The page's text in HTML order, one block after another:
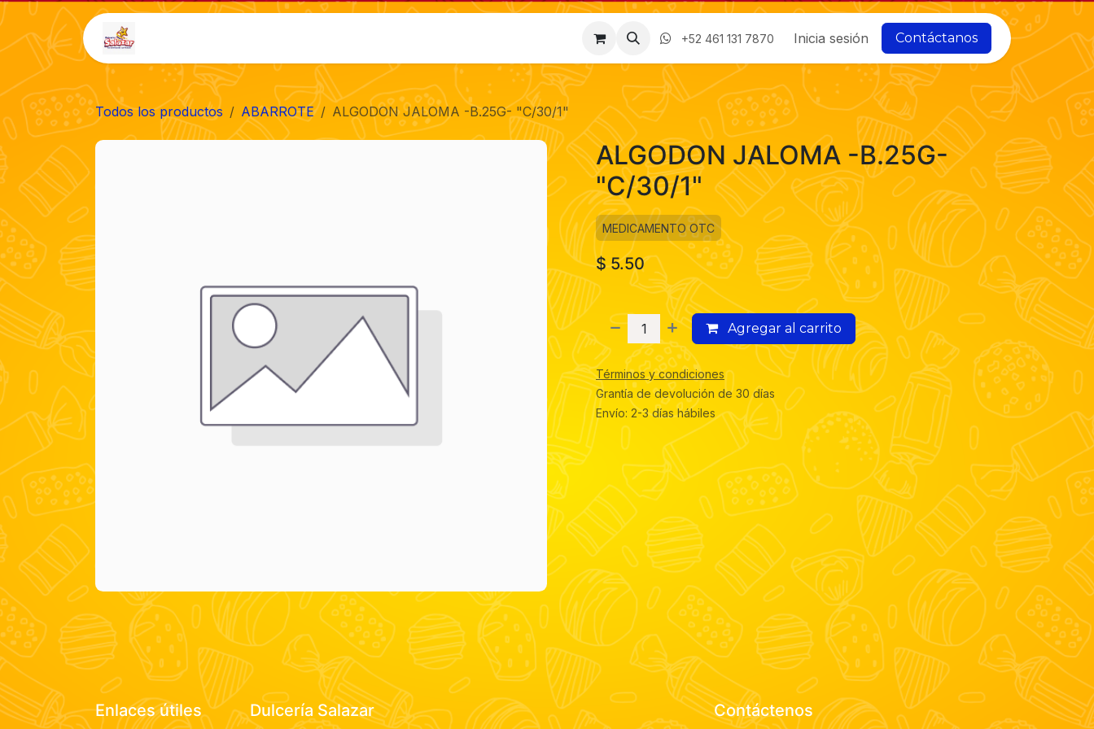
Ir al contenido
Contáctenos Nosotros
+52 461 131 7870 Inicia sesión Contáctanos
Todos los productos ABARROTE ALGODON JALOMA -B.25G- "C/30/1"
ALGODON JALOMA -B.25G-
"C/30/1"
MEDICAMENTO OTC
$5.50
Agregar al carrito
Términos y condiciones
Grantía de devolución de 30 días
Envío: 2-3 días hábiles
Enlaces útiles Dulcería Salazar Contáctenos